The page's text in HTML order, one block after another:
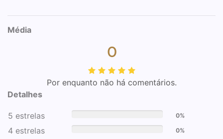
Média
0
Por enquanto não há comentários.
Detalhes
5 estrelas 0%
4 estrelas 0%